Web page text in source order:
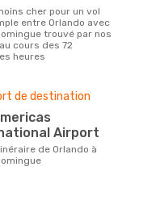
entre Orlando avec
trouvé par nos
cours des 72
heures
de destination
Airport